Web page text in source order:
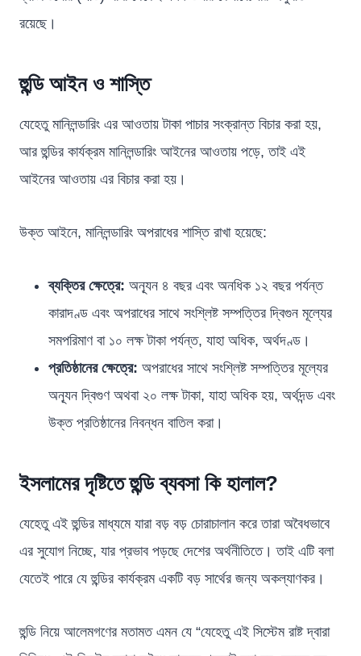
রয়েছে।
হুন্ডি আইন ও শাস্তি
যেহেতু মানিলন্ডারিং এর আওতায় টাকা পাচার সংক্রান্ত বিচার করা হয়,
আর হুন্ডির কার্যক্রম মানিলন্ডারিং আইনের আওতায় পড়ে, তাই এই
আইনের আওতায় এর বিচার করা হয়।
উক্ত আইনে, মানিলন্ডারিং অপরাধের শাস্তি রাখা হয়েছে:
ব্যক্তির ক্ষেত্রে: অন্যূন ৪ বছর এবং অনধিক ১২ বছর পর্যন্ত
কারাদণ্ড এবং অপরাধের সাথে সংশ্লিষ্ট সম্পত্তির দ্বিগুন মূল্যের
সমপরিমাণ বা ১০ লক্ষ টাকা পর্যন্ত, যাহা অধিক, অর্থদণ্ড।
প্রতিষ্ঠানের ক্ষেত্রে: অপরাধের সাথে সংশ্লিষ্ট সম্পত্তির মূল্যের
অন্যূন দ্বিগুণ অথবা ২০ লক্ষ টাকা, যাহা অধিক হয়, অর্থদন্ড এবং
উক্ত প্রতিষ্ঠানের নিবন্ধন বাতিল করা।
ইসলামের দৃষ্টিতে হুন্ডি ব্যবসা কি হালাল?
যেহেতু এই হুন্ডির মাধ্যমে যারা বড় বড় চোরাচালান করে তারা অবৈধভাবে
এর সুযোগ নিচ্ছে, যার প্রভাব পড়ছে দেশের অর্থনীতিতে। তাই এটি বলা
যেতেই পারে যে হুন্ডির কার্যক্রম একটি বড় সার্থের জন্য অকল্যাণকর।
হুন্ডি নিয়ে আলেমগণের মতামত এমন যে “যেহেতু এই সিস্টেম রাষ্ট দ্বারা